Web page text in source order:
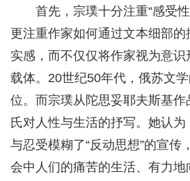
首先，宗璞十分注重“感受
更注重作家如何通过文本细部
实感，而不仅仅将作家视为意
载体。20世纪50年代，俄苏文
位。而宗璞从陀思妥耶夫斯基
氏对人性与生活的抒写。她认
与忍受模糊了“反动思想”的宣传
会中人们的痛苦的生活、有力